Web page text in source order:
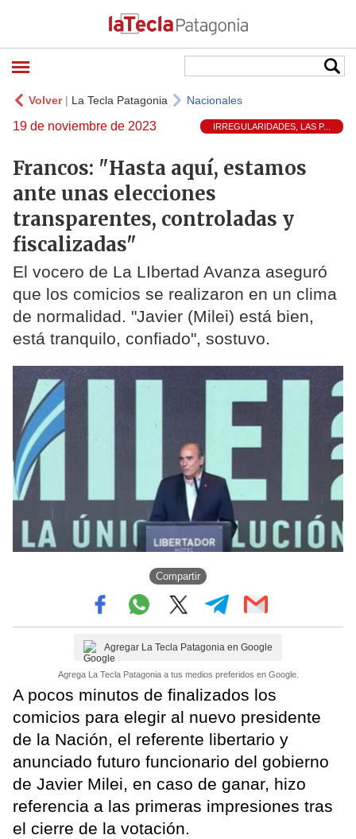
Volver| La Tecla Patagonia Nacionales
19 de noviembre de 2023 IRREGULARIDADES, LAS P...
Francos: "Hasta aquí, estamos
ante unas elecciones
transparentes, controladas y
fiscalizadas"
El vocero de La LIbertad Avanza aseguró
que los comicios se realizaron en un clima
de normalidad. "Javier (Milei) está bien,
está tranquilo, confiado", sostuvo.
Compartir
Agregar La Tecla Patagonia en Google
Agrega La Tecla Patagonia a tus medios preferidos en Google.
A pocos minutos de finalizados los
comicios para elegir al nuevo presidente
de la Nación, el referente libertario y
anunciado futuro funcionario del gobierno
de Javier Milei, en caso de ganar, hizo
referencia a las primeras impresiones tras
el cierre de la votación.